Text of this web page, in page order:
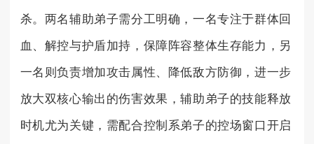
杀。两名辅助弟子需分工明确，一名专注于群体回
血、解控与护盾加持，保障阵容整体生存能力，另
一名则负责增加攻击属性、降低敌方防御，进一步
放大双核心输出的伤害效果，辅助弟子的技能释放
时机尤为关键，需配合控制系弟子的控场窗口开启